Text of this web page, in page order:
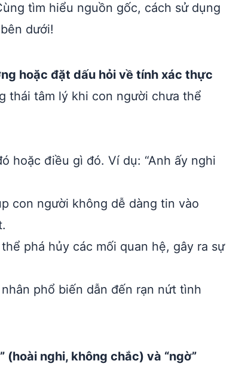
tìm hiểu nguồn gốc, cách sử dụng
dưới!
hoặc đặt dấu hỏi về tính xác thực
thái tâm lý khi con người chưa thể
hoặc điều gì đó. Ví dụ: “Anh ấy nghi
con người không dễ dàng tin vào
phá hủy các mối quan hệ, gây ra sự
phổ biến dẫn đến rạn nứt tình
(hoài nghi, không chắc) và “ngờ”